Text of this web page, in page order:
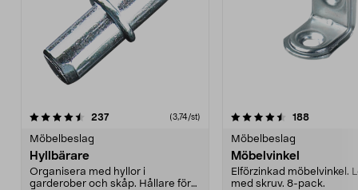
237recensioner (3,74/st)
Möbelbeslag
Hyllbärare
Organisera med hyllor i
garderober och skåp. Hållare för
4.5 av 5 stjärnor 188
Möbelbeslag
Möbelvinkel
Elförzinkad möbelvinkel.
med skruv. 8-pack.
4.5 av 5 stjärnor